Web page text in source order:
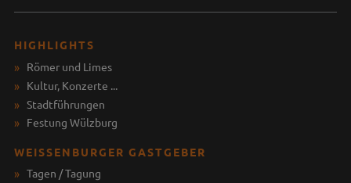
HIGHLIGHTS
Römer und Limes
Kultur, Konzerte ...
Stadtführungen
Festung Wülzburg
WEISSENBURGER GASTGEBER
Tagen / Tagung